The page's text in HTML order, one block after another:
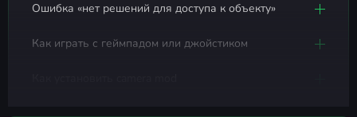
управление).
Ошибка «нет решений для доступа к объекту»
Как играть с геймпадом или джойстиком